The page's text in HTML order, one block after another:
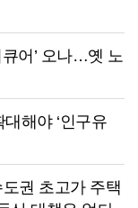
어’ 오나…옛 노
대해야 ‘인구유
권 초고가 주택